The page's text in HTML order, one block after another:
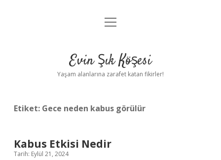
Anasayfa
Yasal Uyarı
menüyü
Evin Şık Köşesi
Yaşam alanlarına zarafet katan fikirler!
Etiket: Gece neden kabus görülür
Kabus Etkisi Nedir
Tarih: Eylül 21, 2024